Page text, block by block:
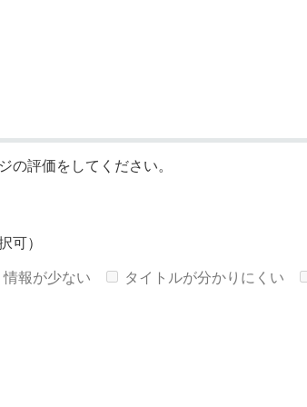
の評価をしてください。
可）
情報が少ない タイトルが分かりにくい